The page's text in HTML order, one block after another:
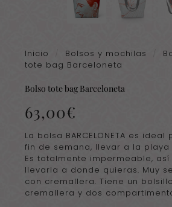
Inicio Bolsos y mochilas
tote bag Barceloneta
Bolso tote bag Barceloneta
63,00€
La bolsa BARCELONETA es
fin de semana, llevar a la
Es totalmente impermeable,
llevarla a donde quieras. Muy
con cremallera. Tiene un
cremallera y dos